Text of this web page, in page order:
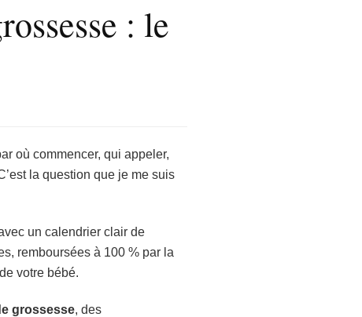
: le
où commencer, qui appeler,
la question que je me suis
un calendrier clair de
remboursées à 100 % par la
votre bébé.
grossesse, des